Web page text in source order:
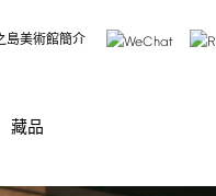
島美術館簡介
藏品